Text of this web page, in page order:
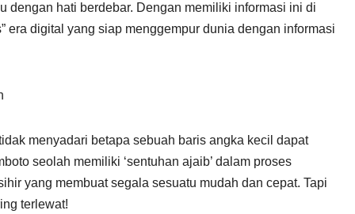
dengan hati berdebar. Dengan memiliki informasi ini di
era digital yang siap menggempur dunia dengan informasi
menyadari betapa sebuah baris angka kecil dapat
seolah memiliki ‘sentuhan ajaib’ dalam proses
yang membuat segala sesuatu mudah dan cepat. Tapi
terlewat!